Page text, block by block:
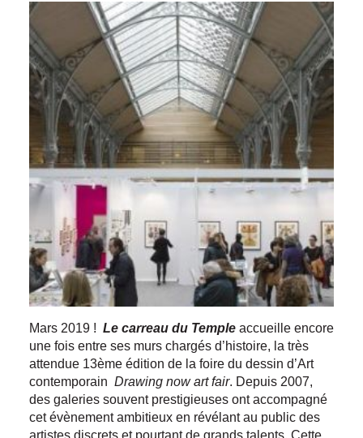
Mars 2019 ! Le carreau du Temple accueille encore
une fois entre ses murs chargés d’histoire, la très
attendue 13ème édition de la foire du dessin d’Art
contemporain Drawing now art fair. Depuis 2007,
des galeries souvent prestigieuses ont accompagné
cet évènement ambitieux en révélant au public des